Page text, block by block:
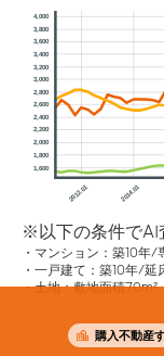
2012.01 2014.01
1,600
1,800
2,000
2,200
2,400
2,600
2,800
3,000
3,200
3,400
3,600
3,800
4,000
※以下の条件でAI
マンション：築10年/
一戸建て：築10年/延
土地：敷地面積70m²
購入不動産